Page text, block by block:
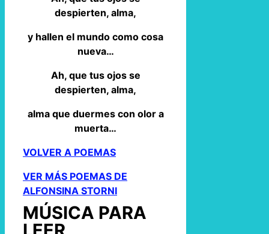
despierten, alma,
y hallen el mundo como cosa
nueva…
Ah, que tus ojos se
despierten, alma,
alma que duermes con olor a
muerta…
VOLVER A POEMAS
VER MÁS POEMAS DE
ALFONSINA STORNI
MÚSICA PARA